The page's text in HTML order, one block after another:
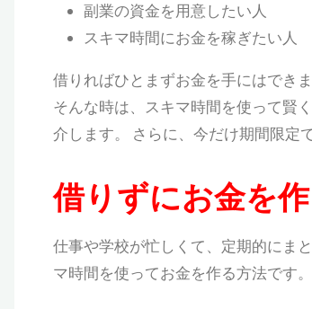
副業の資金を用意したい人
スキマ時間にお金を稼ぎたい人
借りればひとまずお金を手にはでき
そんな時は、スキマ時間を使って賢
介します。 さらに、今だけ期間限定
借りずにお金を
仕事や学校が忙しくて、定期的にま
マ時間を使ってお金を作る方法です